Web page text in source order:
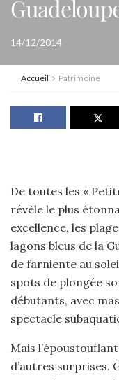
14/12/2014
Accueil Patrimoine
De toutes les «
révèle le plus
excellence, les
lagons bleus de la
de farniente au
spots de plongée
débutants, avec
spectacle
Mais
d’autres surprises.